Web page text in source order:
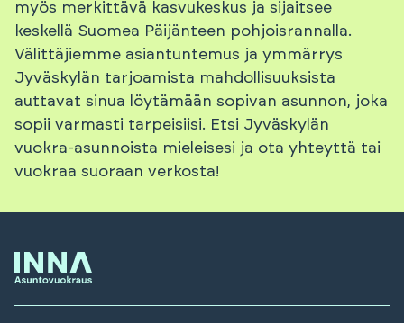
myös merkittävä kasvukeskus ja sijaitsee
keskellä Suomea Päijänteen pohjoisrannalla.
Välittäjiemme asiantuntemus ja ymmärrys
Jyväskylän tarjoamista mahdollisuuksista
auttavat sinua löytämään sopivan asunnon, joka
sopii varmasti tarpeisiisi. Etsi Jyväskylän
vuokra-asunnoista mieleisesi ja ota yhteyttä tai
vuokraa suoraan verkosta!